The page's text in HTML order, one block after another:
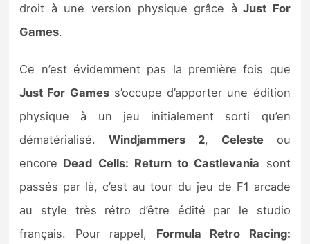
Précommandes
Précommandes jeux Switch 2
Sorties de jeux
Bons plans
droit à une version physique grâce à Just For
Games.
Ce n’est évidemment pas la première fois que
Just For Gamess’occupe d’apporter une édition
physique à un jeu initialement sorti qu’en
dématérialisé.Windjammers 2, Celesteou
encore Dead Cells: Return to Castlevania sont
passés par là, c’est au tour du jeu de F1 arcade
au style très rétro d’être édité par le studio
français. Pour rappel, Formula Retro Racing: